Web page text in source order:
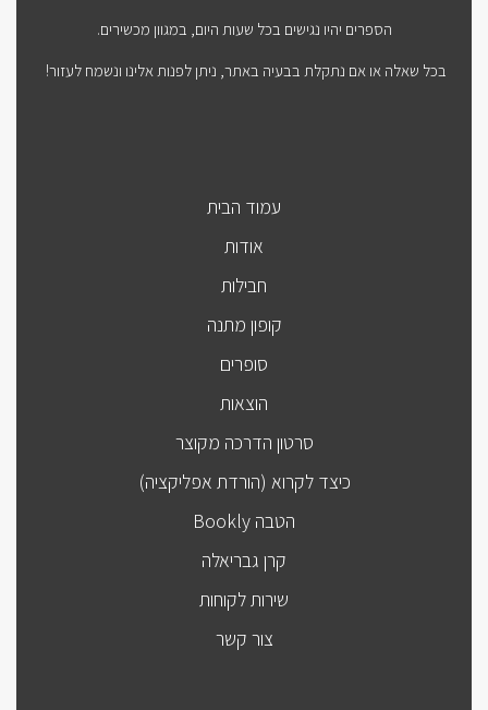
הספרים יהיו נגישים בכל שעות היום, במגוון מכשירים.
בכל שאלה או אם נתקלת בבעיה באתר, ניתן לפנות אלינו ונשמח לעזור!
עמוד הבית
אודות
חבילות
קופון מתנה
סופרים
הוצאות
סרטון הדרכה מקוצר
כיצד לקרוא (הורדת אפליקציה)
הטבה Bookly
קרן גבריאלה
שירות לקוחות
צור קשר